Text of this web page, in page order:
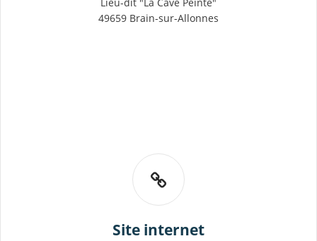
49659 Brain-sur-Allonnes
Site internet